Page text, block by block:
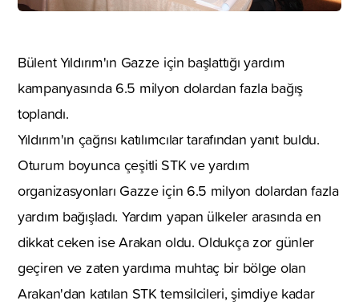
Bülent Yıldırım'ın Gazze için başlattığı yardım
kampanyasında 6.5 milyon dolardan fazla bağış
toplandı.
Yıldırım'ın çağrısı katılımcılar tarafından yanıt buldu.
Oturum boyunca çeşitli STK ve yardım
organizasyonları Gazze için 6.5 milyon dolardan fazla
yardım bağışladı. Yardım yapan ülkeler arasında en
dikkat ceken ise Arakan oldu. Oldukça zor günler
geçiren ve zaten yardıma muhtaç bir bölge olan
Arakan'dan katılan STK temsilcileri, şimdiye kadar